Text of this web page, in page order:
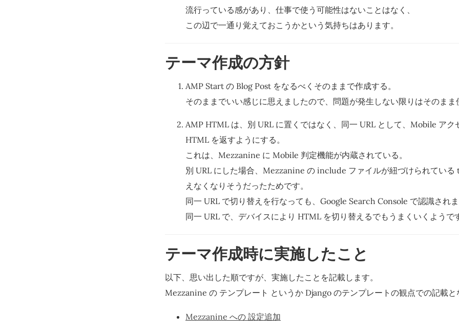
流行っている感があり、仕事で使う可能性はないことはなく、
この辺で一通り覚えておこうかという気持ちはあります。
テーマ作成の方針
AMP Start の Blog Post をなるべくそのままで作成する。
そのままでいい感じに思えましたので、問題が発生しない限りはそのまま
AMP HTML は、別 URL に置くではなく、同一 URL として、Mobile アク
HTML を返すようにする。
これは、Mezzanine に Mobile 判定機能が内蔵されている。
別 URL にした場合、Mezzanine の include ファイルが紐づけられている
えなくなりそうだったためです。
同一 URL で切り替えを行なっても、Google Search Console で認識されま
同一 URL で、デバイスにより HTML を切り替えるでもうまくいくようで
テーマ作成時に実施したこと
以下、思い出した順ですが、実施したことを記載します。
Mezzanine の テンプレート というか Django のテンプレートの観点での記載と
Mezzanine への 設定追加